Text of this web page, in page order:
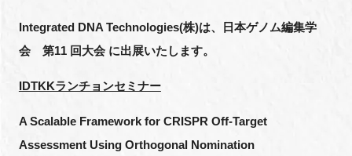
施設・アクセス
イベントお知らせメール登録
Integrated DNA Technologies(株)は、日本ゲノム編集学
会 第11 回大会 に出展いたします。
IDTKKランチョンセミナー
A Scalable Framework for CRISPR Off-Target
Assessment Using Orthogonal Nomination